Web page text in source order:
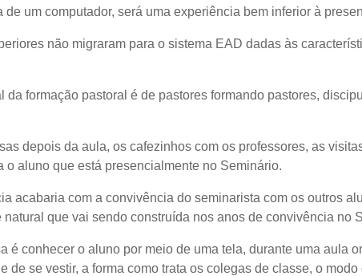
um computador, será uma experiência bem inferior à
não migraram para o sistema EAD dadas às
formação pastoral é de pastores formando pastores,
depois da aula, os cafezinhos com os professores, as
aluno que está presencialmente no Seminário.
acabaria com a convivência do seminarista com os outros
que vai sendo construída nos anos de convivência no
é conhecer o aluno por meio de uma tela, durante uma aula
de se vestir, a forma como trata os colegas de classe, o